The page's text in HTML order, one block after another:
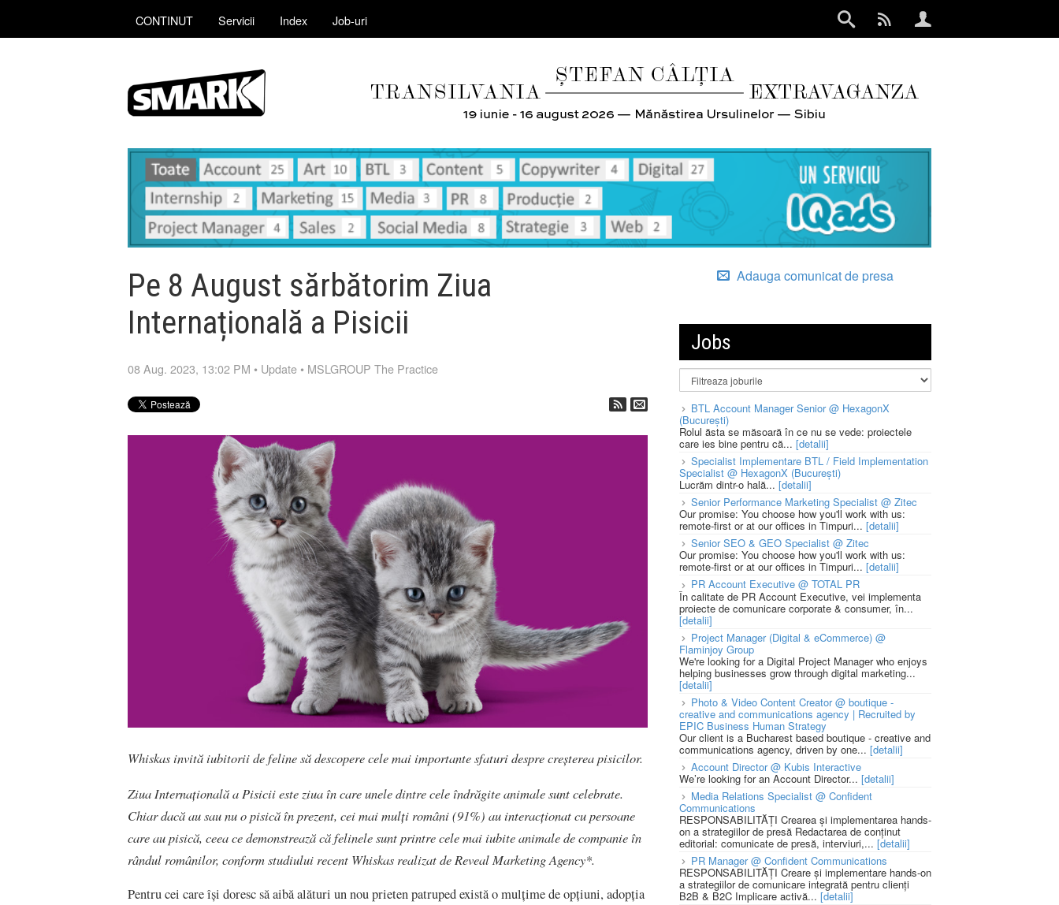
CONTINUT Servicii Index Job-uri
Pe 8 August sărbătorim Ziua
Internațională a Pisicii
08 Aug. 2023, 13:02 PM • Update • MSLGROUP The Practice
Whiskas invită iubitorii de feline să descopere cele mai importante sfaturi despre creșterea pisicilor.
Ziua Internațională a Pisicii este ziua în care unele dintre cele îndrăgite animale sunt celebrate.
Chiar dacă au sau nu o pisică în prezent, cei mai mulți români (91%) au interacționat cu persoane
care au pisică, ceea ce demonstrează că felinele sunt printre cele mai iubite animale de companie în
rândul românilor, conform studiului recent Whiskas realizat de Reveal Marketing Agency*.
Pentru cei care își doresc să aibă alături un nou prieten patruped există o mulțime de opțiuni, adopția
Adauga comunicat de presa
Jobs
BTL Account Manager Senior @ HexagonX
(București)
Rolul ăsta se măsoară în ce nu se vede: proiectele
care ies bine pentru că... [detalii]
Specialist Implementare BTL / Field Implementation
Specialist @ HexagonX (București)
Lucrăm dintr-o hală... [detalii]
Senior Performance Marketing Specialist @ Zitec
Our promise: You choose how you'll work with us:
remote-first or at our offices in Timpuri... [detalii]
Senior SEO & GEO Specialist @ Zitec
Our promise: You choose how you'll work with us:
remote-first or at our offices in Timpuri... [detalii]
PR Account Executive @ TOTAL PR
În calitate de PR Account Executive, vei implementa
proiecte de comunicare corporate & consumer, în...
[detalii]
Project Manager (Digital & eCommerce) @
Flaminjoy Group
We're looking for a Digital Project Manager who enjoys
helping businesses grow through digital marketing...
[detalii]
Photo & Video Content Creator @ boutique -
creative and communications agency | Recruited by
EPIC Business Human Strategy
Our client is a Bucharest based boutique - creative and
communications agency, driven by one... [detalii]
Account Director @ Kubis Interactive
We’re looking for an Account Director... [detalii]
Media Relations Specialist @ Confident
Communications
RESPONSABILITĂȚI Crearea și implementarea hands-
on a strategiilor de presă Redactarea de conținut
editorial: comunicate de presă, interviuri,... [detalii]
PR Manager @ Confident Communications
RESPONSABILITĂȚI Creare și implementare hands-on
a strategiilor de comunicare integrată pentru clienți
B2B & B2C Implicare activă... [detalii]